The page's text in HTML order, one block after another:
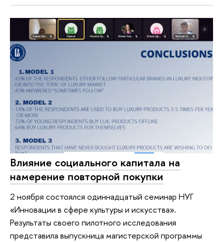
Влияние социального капитала на
намерение повторной покупки
2 ноября состоялся одиннадцатый семинар НУГ
«Инновации в сфере культуры и искусства».
Результаты своего пилотного исследования
представила выпускница магистерской программы